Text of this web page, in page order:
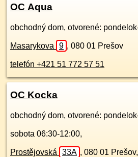
OC Aqua
obchodný dom, otvorené:
Masarykova 9 , 080 01 Prešov
telefón +421 51 772 57 51
OC Kocka
obchodný dom, otvorené:
sobota 06:30-12:00,
Prostějovská 33A , 080 01